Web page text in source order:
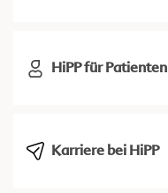
HiPP für Patienten
Karriere bei HiPP